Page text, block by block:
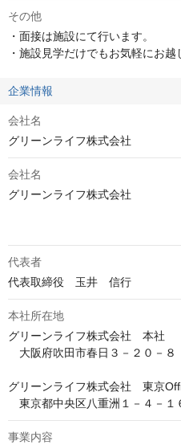
その他
・面接は施設にて行います。
・施設見学だけでもお気軽にお越
企業情報
会社名
グリーンライフ株式会社
会社名
グリーンライフ株式会社
代表者
代表取締役　玉井　信行
本社所在地
グリーンライフ株式会社　本社
大阪府吹田市春日３－２０－８
グリーンライフ株式会社　東京
東京都中央区八重洲１－４－１
事業内容